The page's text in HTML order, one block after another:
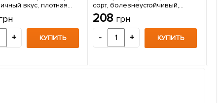
вкус, плотная
мякоть, японская
1 саженец в упаковке
+ КУПИТЬ
сорт, болезнеустойчивый,
морозоустойчивый) 1 саженец в
упаковке
208 грн
- + КУПИТЬ